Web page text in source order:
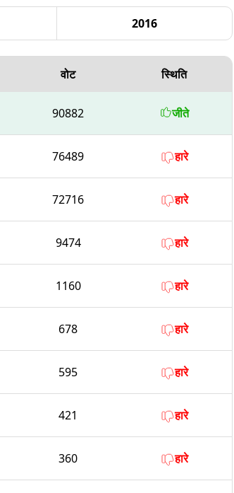
2016
वोट स्थिति
90882 जीते
76489 हारे
72716 हारे
9474 हारे
1160 हारे
678 हारे
595 हारे
421 हारे
360 हारे